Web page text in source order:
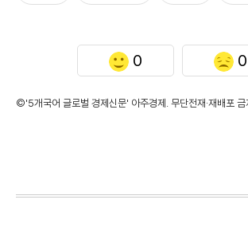
0 0
©'5개국어 글로벌 경제신문' 아주경제. 무단전재·재배포 금